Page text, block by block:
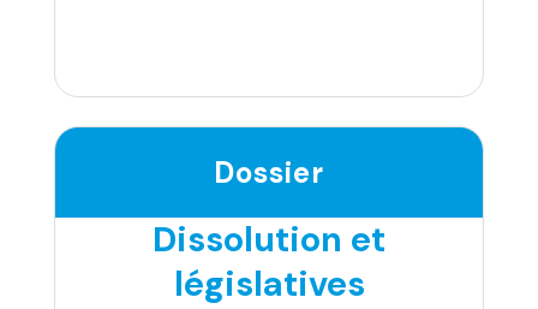
Dossier
Dissolution et
législatives